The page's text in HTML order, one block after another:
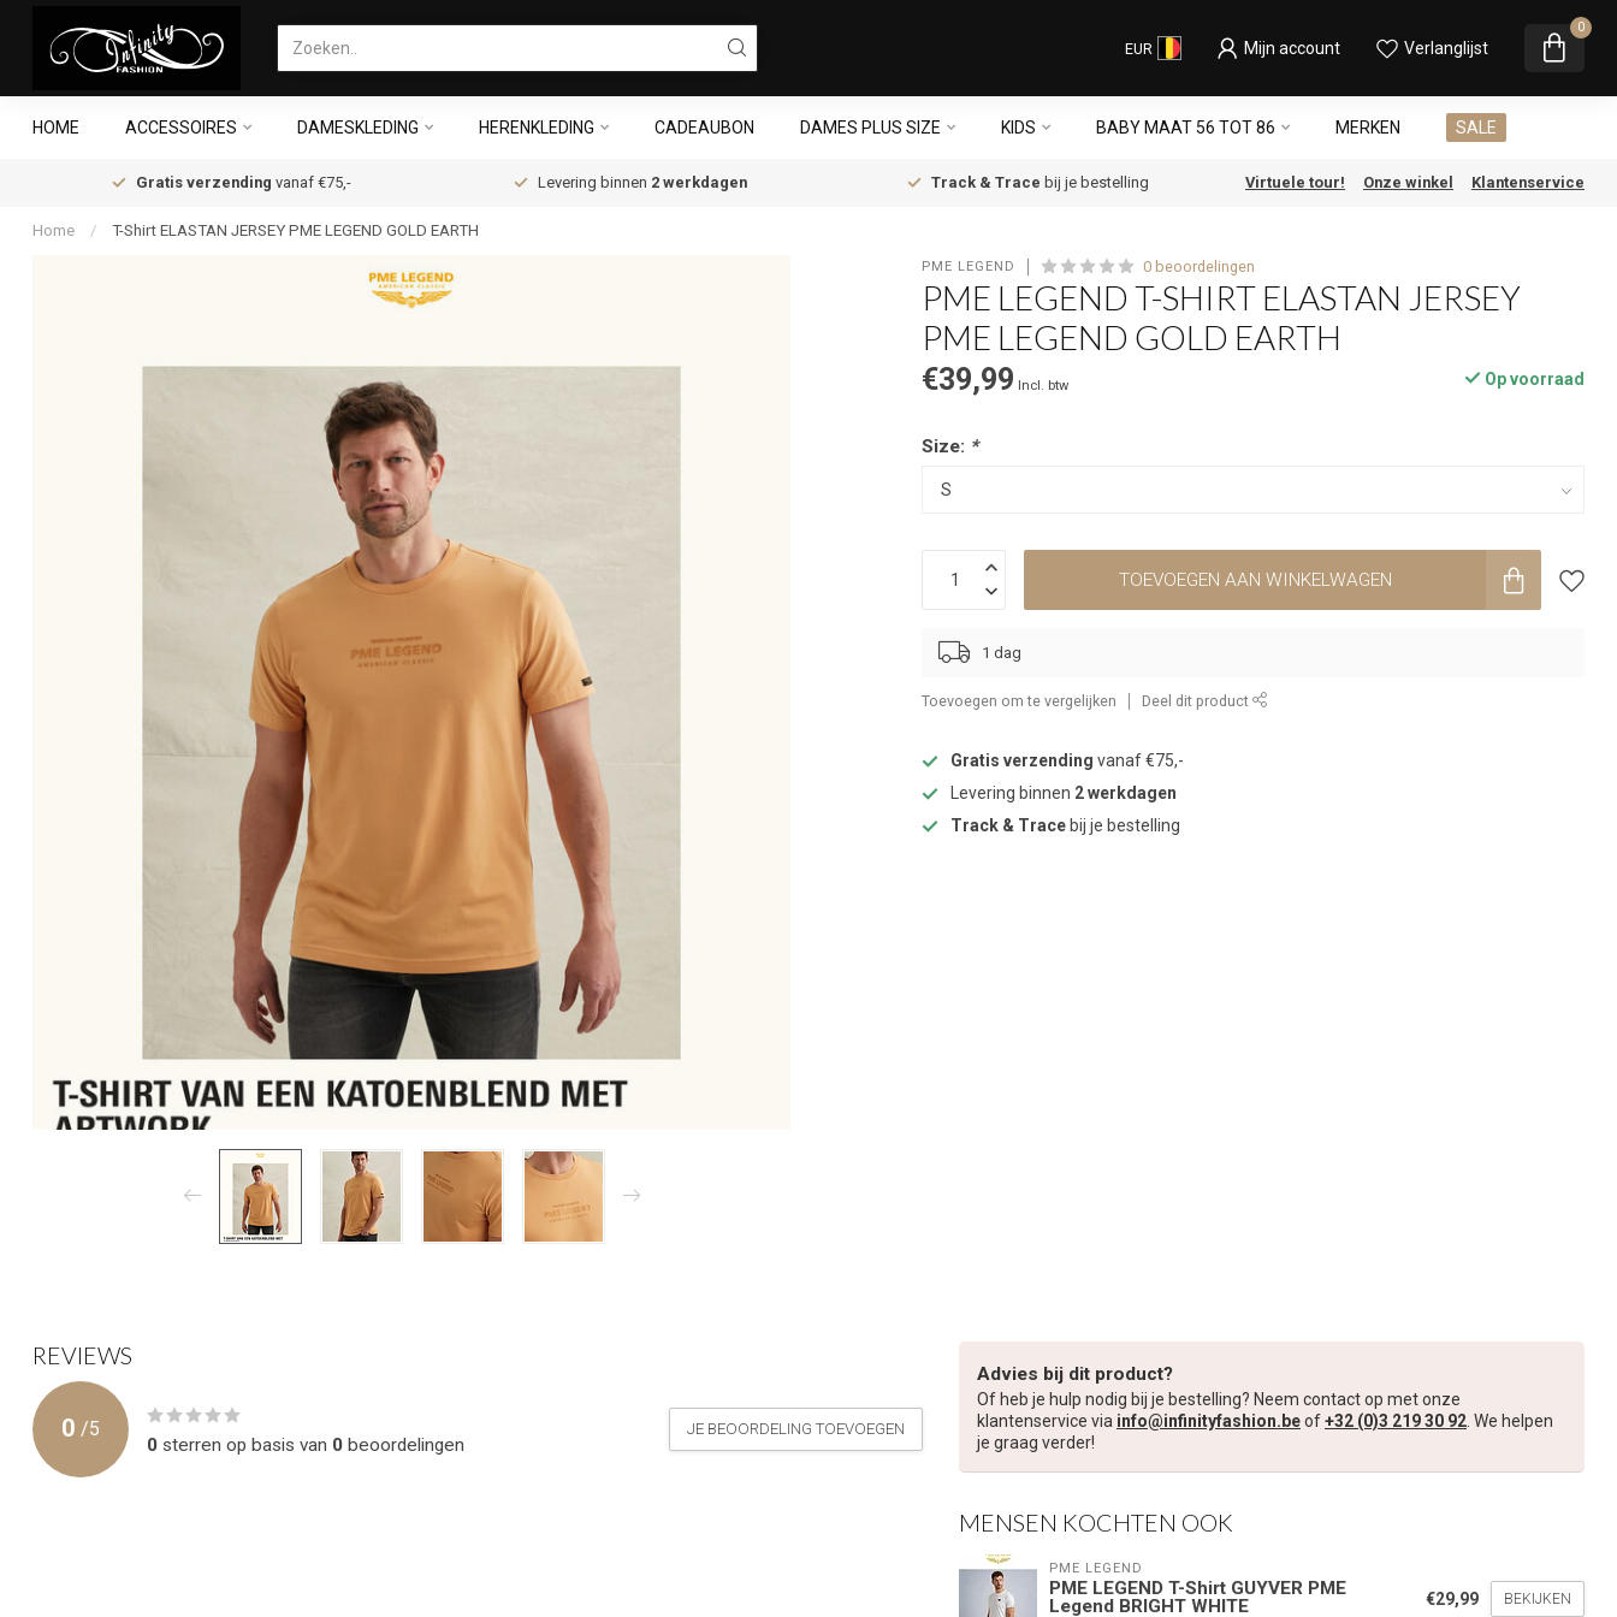
EUR Mijn account Verlanglijst
0
HOME ACCESSOIRES DAMESKLEDING HERENKLEDING CADEAUBON DAMES PLUS SIZE KIDS BABY MAAT 56 TOT 86 MERKEN SALE
Gratis verzending vanaf €75,- Levering binnen 2 werkdagen Track & Trace bij je bestelling Virtuele tour! Onze winkel Klantenservice
Home / T-Shirt ELASTAN JERSEY PME LEGEND GOLD EARTH
PME LEGEND 0 beoordelingen
PME LEGEND T-SHIRT ELASTAN JERSEY
PME LEGEND GOLD EARTH
€39,99 Incl. btw Op voorraad
Size: *
TOEVOEGEN AAN WINKELWAGEN
1 dag
Toevoegen om te vergelijken Deel dit product
Gratis verzending vanaf €75,-
Levering binnen 2 werkdagen
Track & Trace bij je bestelling
REVIEWS
0 /5
0 sterren op basis van 0 beoordelingen
JE BEOORDELING TOEVOEGEN
Advies bij dit product?
Of heb je hulp nodig bij je bestelling? Neem contact op met onze
klantenservice via info@infinityfashion.beof+32 (0)3 219 30 92 . We helpen
je graag verder!
MENSEN KOCHTEN OOK
PME LEGEND
PME LEGEND T-Shirt GUYVER PME
Legend BRIGHT WHITE
€29,99 BEKIJKEN